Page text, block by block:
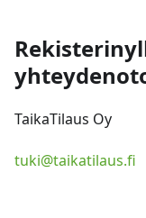
TaikaTilaus Oy
tuki@taikatilaus.fi